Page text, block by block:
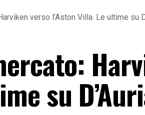
verso l’Aston Villa. Le ultime su
su